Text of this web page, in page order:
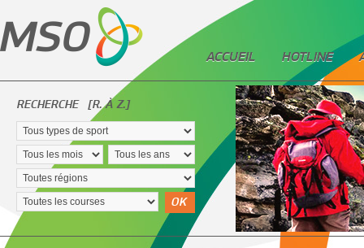
ACCUEIL HOTLINE
RECHERCHE [R. À Z.]
OK